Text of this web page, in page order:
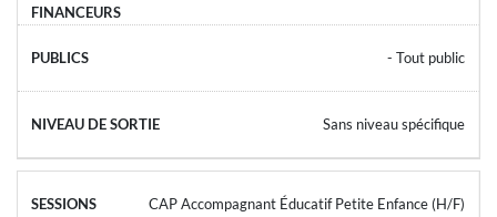
- Tout public
Sans niveau spécifique
CAP Accompagnant Éducatif Petite Enfance (H/F)